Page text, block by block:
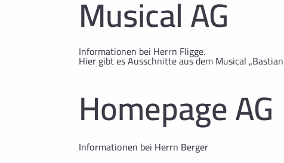
Musical AG
Informationen bei Herrn Fligge.
Hiergibt es Ausschnitte aus dem Musical
Homepage AG
Informationen bei Herrn Berger